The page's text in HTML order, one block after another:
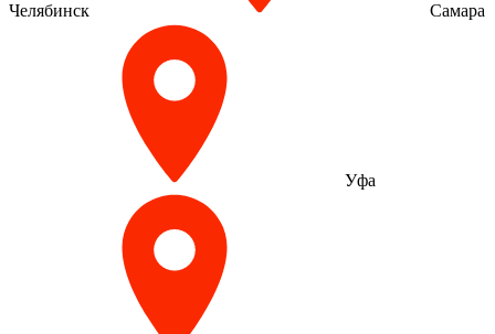
Челябинск Самара
Уфа